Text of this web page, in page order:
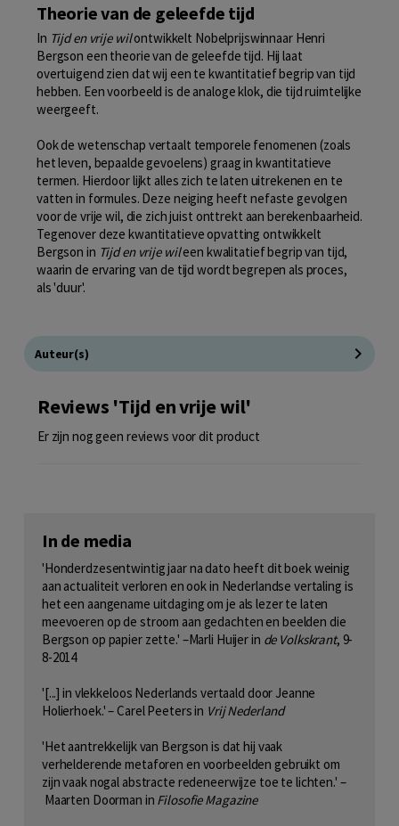
Theorie van de geleefde tijd
In Tijd en vrije wilontwikkelt Nobelprijswinnaar Henri
Bergson een theorie van de geleefde tijd. Hij laat
overtuigend zien dat wij een te kwantitatief begrip van tijd
hebben. Een voorbeeld is de analoge klok, die tijd ruimtelijke
weergeeft.
Ook de wetenschap vertaalt temporele fenomenen (zoals
het leven, bepaalde gevoelens) graag in kwantitatieve
termen. Hierdoor lijkt alles zich te laten uitrekenen en te
vatten in formules. Deze neiging heeft nefaste gevolgen
voor de vrije wil, die zich juist onttrekt aan berekenbaarheid.
Tegenover deze kwantitatieve opvatting ontwikkelt
Bergson in Tijd en vrije wileen kwalitatief begrip van tijd,
waarin de ervaring van de tijd wordt begrepen als proces,
als 'duur'.
Auteur(s)
Reviews 'Tijd en vrije wil'
Er zijn nog geen reviews voor dit product
In de media
'Honderdzesentwintig jaar na dato heeft dit boek weinig
aan actualiteit verloren en ook in Nederlandse vertaling is
het een aangename uitdaging om je als lezer te laten
meevoeren op de stroom aan gedachten en beelden die
Bergson op papier zette.' –Marli Huijer in de Volkskrant, 9-
8-2014
'[...] in vlekkeloos Nederlands vertaald door Jeanne
Holierhoek.' – Carel Peeters in Vrij Nederland
'Het aantrekkelijk van Bergson is dat hij vaak
verhelderende metaforen en voorbeelden gebruikt om
zijn vaak nogal abstracte redeneerwijze toe te lichten.' –
Maarten Doorman in Filosofie Magazine